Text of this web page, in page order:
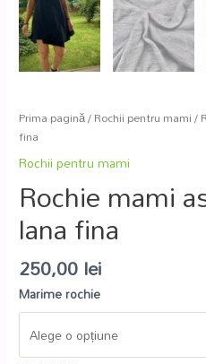
Prima pagină/Rochii pentru mami/
fina
Rochii pentru mami
Rochie mami
lana fina
250,00 lei
Marime rochie